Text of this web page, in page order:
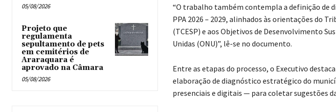
05/08/2026
Projeto que
regulamenta
sepultamento de pets
em cemitérios de
Araraquara é
aprovado na Câmara
05/08/2026
“O trabalho também contempla a definição de
PPA 2026 – 2029, alinhados às orientações do
(TCESP) e aos Objetivos de Desenvolvimento
Unidas (ONU)”, lê-se no documento.
Entre as etapas do processo, o Executivo
elaboração de diagnóstico estratégico do
presenciais e digitais — para coletar sugestões